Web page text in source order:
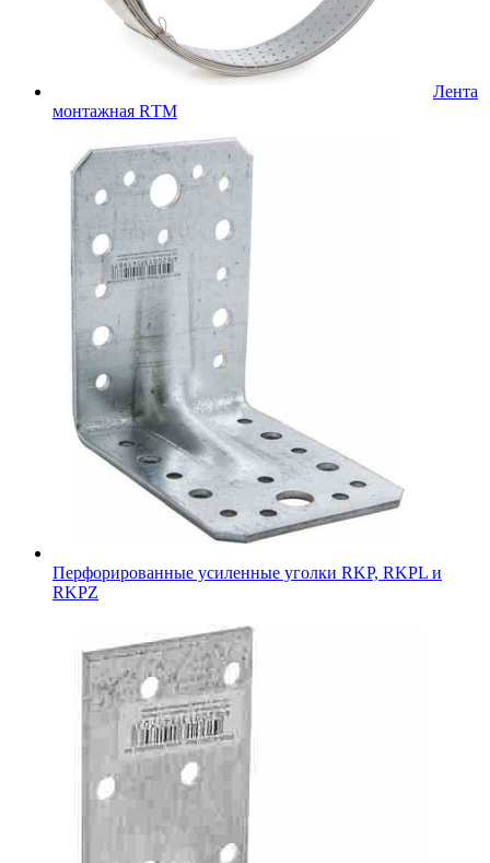
Лента
монтажная RТМ
Перфорированные усиленные уголки RKP, RKPL и
RKPZ